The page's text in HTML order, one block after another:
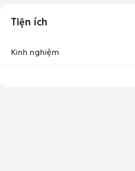
Tiện ích
Kinh nghiệm